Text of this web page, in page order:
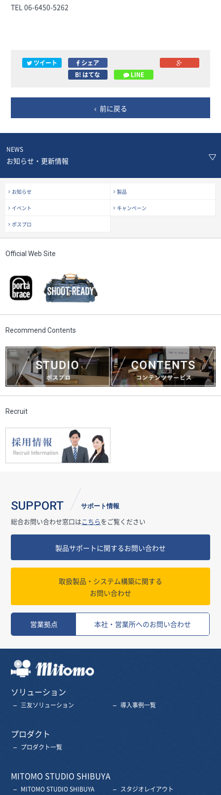
TEL 06-6450-5262
ツイート
シェア
B! はてな
LINE
前に戻る
NEWS
お知らせ・更新情報
お知らせ 製品
イベント キャンペーン
ポスプロ
Official Web Site
Recommend Contents
Recruit
SUPPORT サポート情報
総合お問い合わせ窓口はこちらをご覧ください
製品サポートに関するお問い合わせ
取扱製品・システム構築に関する
お問い合わせ
営業拠点 本社・営業所へのお問い合わせ
ソリューション
三友ソリューション 導入事例一覧
プロダクト
プロダクト一覧
MITOMO STUDIO SHIBUYA
MITOMO STUDIO SHIBUYA スタジオレイアウト